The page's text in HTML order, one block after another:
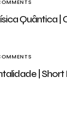
Quântica |
|